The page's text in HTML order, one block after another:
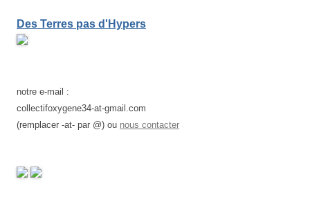
Des Terres pas d'Hypers
notre e-mail :
collectifoxygene34-at-gmail.com
(remplacer -at- par @) ou nous contacter